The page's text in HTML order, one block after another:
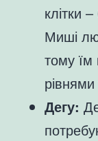
клітки
Миші
тому їм
Дегу: